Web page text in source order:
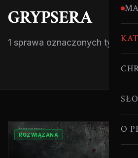
O
GRYPSERA
1 sprawa oznaczonych tym
ROZWIĄZANA